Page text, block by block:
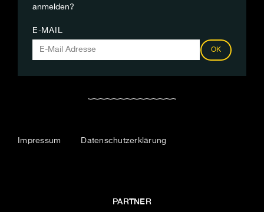
anmelden?
E-MAIL
OK
Impressum Datenschutzerklärung
PARTNER